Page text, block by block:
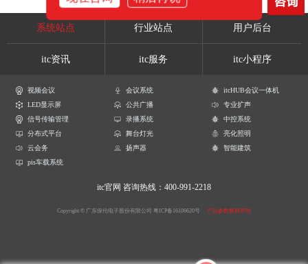
系统站点 行业站点 用户后台
itc资讯 itc服务 itc小程序
视频会议 会议系统
itcHUB会议一体机
LED显示屏
公共广播
专业扩声
信号传输管理
录播系统
中控系统
分布式平台
舞台灯光
亮化照明
云会务
扬声器
智能建筑
pis车载系统
itc官网 咨询热线：400-991-2218
Copyright © 广东保伦电子股份有限公司 粤ICP备16106620号 产品参数解释声明